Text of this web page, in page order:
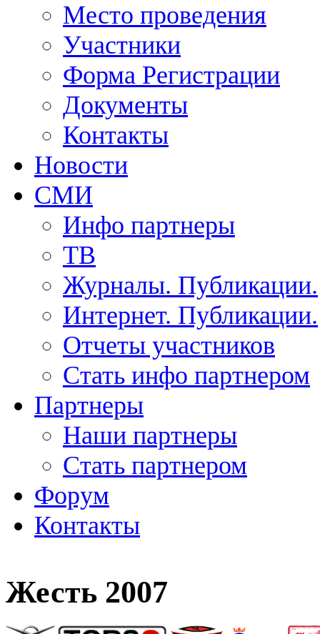
Место проведения
Участники
Форма Регистрации
Документы
Контакты
Новости
СМИ
Инфо партнеры
ТВ
Журналы. Публикации.
Интернет. Публикации.
Отчеты участников
Стать инфо партнером
Партнеры
Наши партнеры
Стать партнером
Форум
Контакты
Жесть 2007